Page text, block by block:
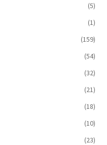
(5)
(1)
(159)
(54)
(32)
(21)
(18)
(10)
(23)